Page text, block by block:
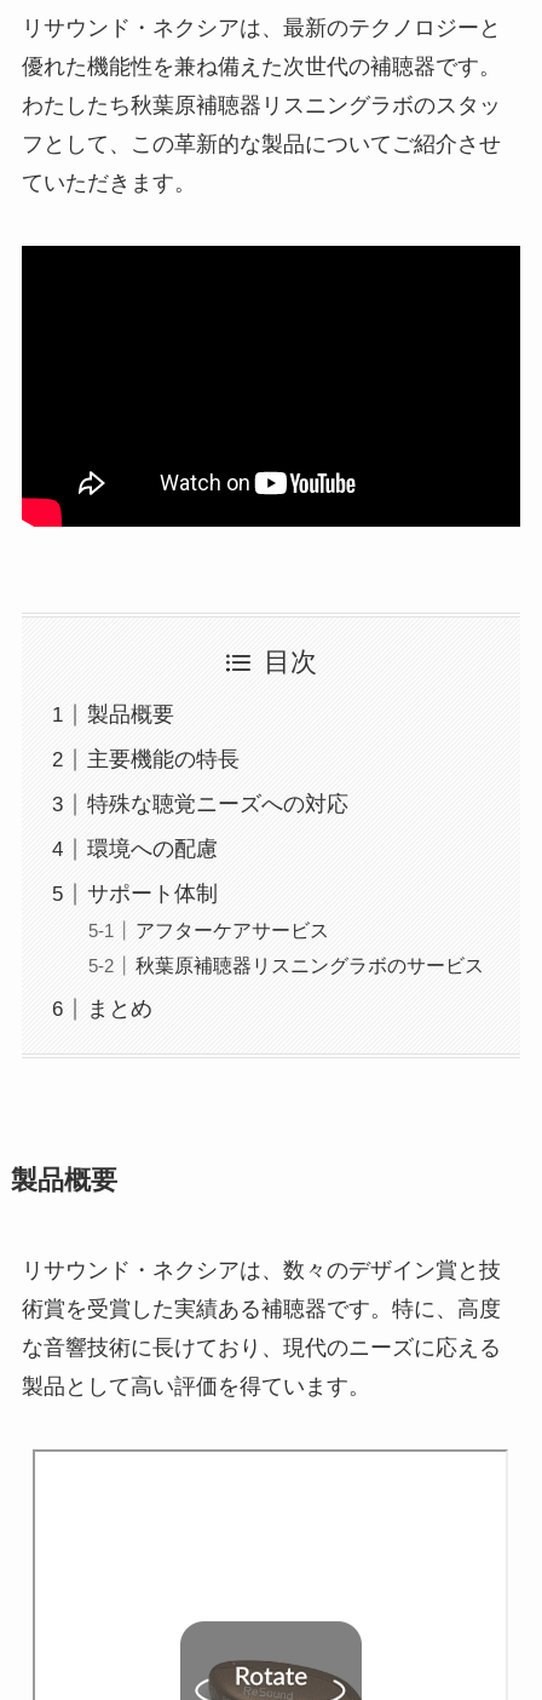
リサウンド・ネクシアは、最新のテクノロジーと
優れた機能性を兼ね備えた次世代の補聴器です。
わたしたち秋葉原補聴器リスニングラボのスタッ
フとして、この革新的な製品についてご紹介させ
ていただきます。
目次
製品概要
主要機能の特長
特殊な聴覚ニーズへの対応
環境への配慮
サポート体制
アフターケアサービス
秋葉原補聴器リスニングラボのサービス
まとめ
製品概要
リサウンド・ネクシアは、数々のデザイン賞と技
術賞を受賞した実績ある補聴器です。特に、高度
な音響技術に長けており、現代のニーズに応える
製品として高い評価を得ています。